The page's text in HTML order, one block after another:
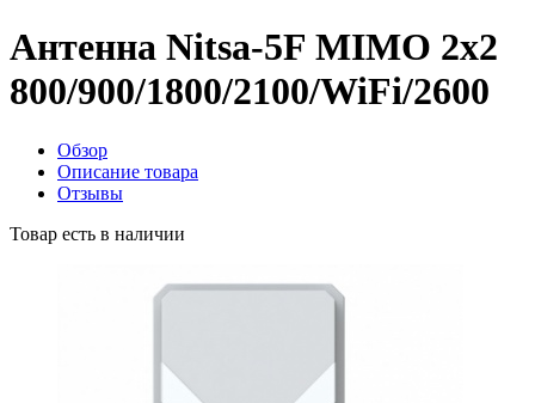
Антенна Nitsa-5F MIMO 2x2
800/900/1800/2100/WiFi/2600
Обзор
Описание товара
Отзывы
Товар есть в наличии